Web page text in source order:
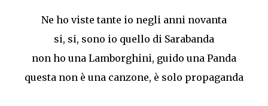
Ne ho viste tante io negli anni novanta
si, si, sono io quello di Sarabanda
non ho una Lamborghini, guido una Panda
questa non è una canzone, è solo propaganda